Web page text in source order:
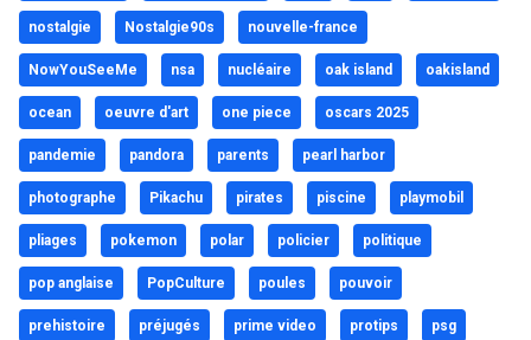
nostalgie Nostalgie90s nouvelle-france
NowYouSeeMe nsa nucléaire oak island oakisland
ocean oeuvre d'art one piece oscars 2025
pandemie pandora parents pearl harbor
photographe Pikachu pirates piscine playmobil
pliages pokemon polar policier politique
pop anglaise PopCulture poules pouvoir
prehistoire préjugés prime video protips psg